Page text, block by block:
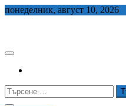
Skip
понеделник, август 10, 2026
Търсене
за: